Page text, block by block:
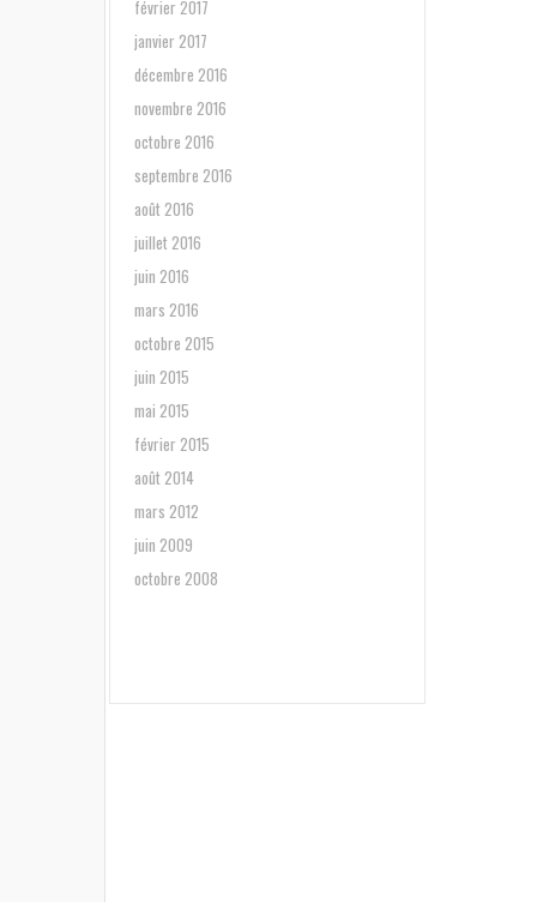
février 2017
janvier 2017
décembre 2016
novembre 2016
octobre 2016
septembre 2016
août 2016
juillet 2016
juin 2016
mars 2016
octobre 2015
juin 2015
mai 2015
février 2015
août 2014
mars 2012
juin 2009
octobre 2008